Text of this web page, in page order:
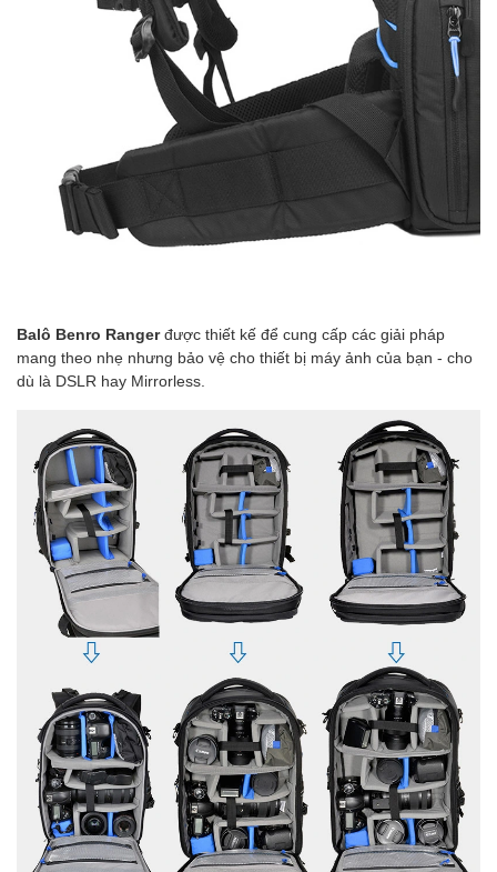
Balô Benro Rangerđược thiết kế để cung cấp các giải pháp
mang theo nhẹ nhưng bảo vệ cho thiết bị máy ảnh của bạn - cho
dù là DSLR hay Mirrorless.